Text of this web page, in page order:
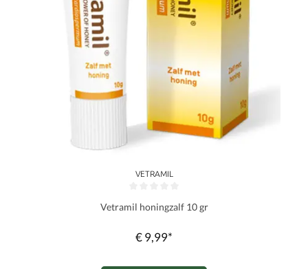
VETRAMIL
Vetramil honingzalf 10 gr
€ 9,99*